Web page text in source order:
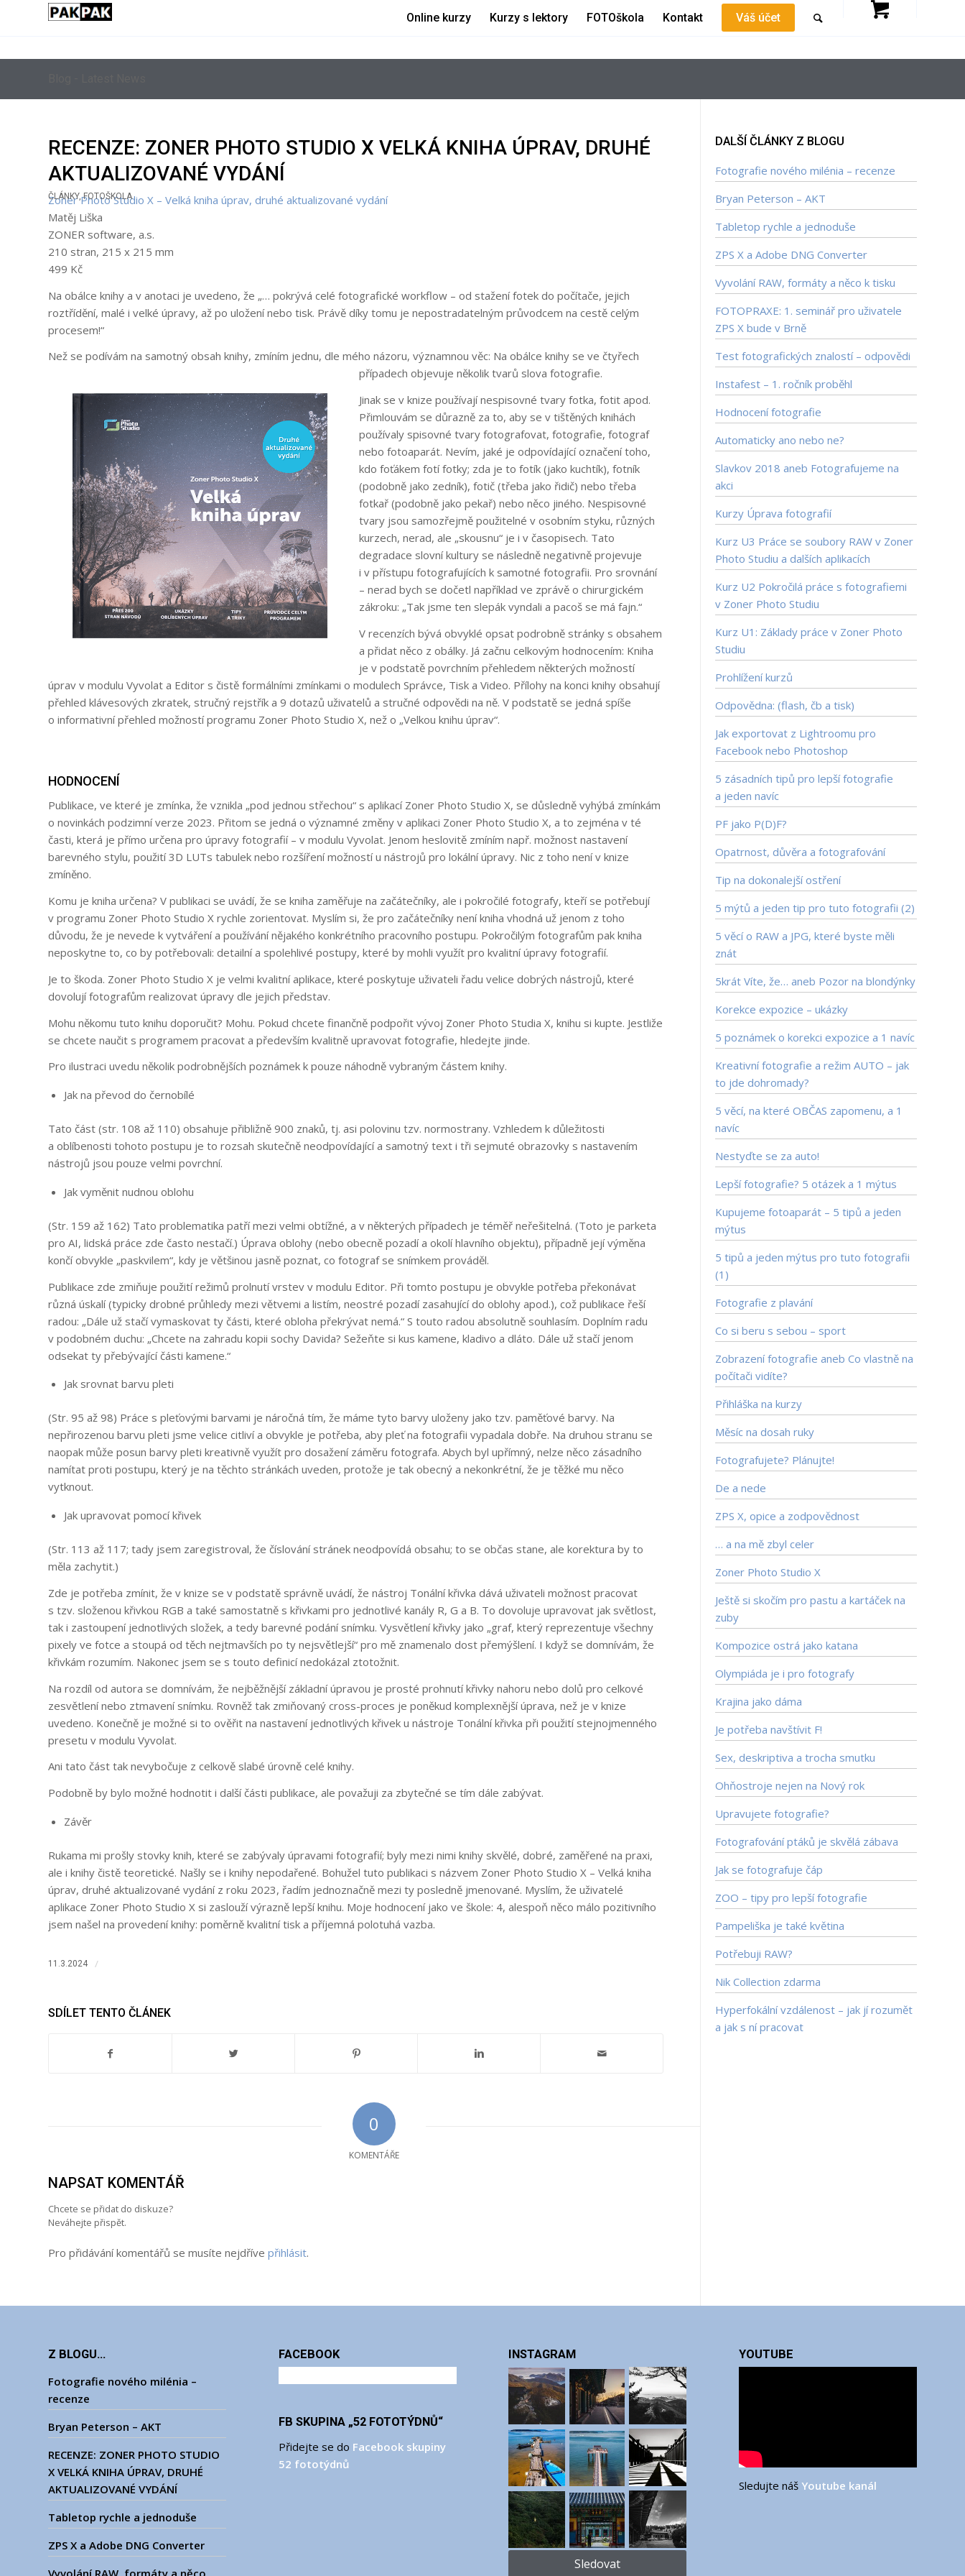
Online kurzy Kurzy s lektory FOTOškola Kontakt Váš účet
RECENZE: ZONER PHOTO STUDIO X VELKÁ KNIHA ÚPRAV, DRUHÉ
AKTUALIZOVANÉ VYDÁNÍ
ČLÁNKY,FOTOŠKOLA
Zoner Photo Studio X – Velká kniha úprav, druhé aktualizované vydání
Matěj Liška
ZONER software, a.s.
210 stran, 215 x 215 mm
499 Kč
Na obálce knihy a v anotaci je uvedeno, že „… pokrývá celé fotografické workflow – od stažení fotek do počítače, jejich
roztřídění, malé i velké úpravy, až po uložení nebo tisk. Právě díky tomu je nepostradatelným průvodcem na cestě celým
procesem!“
Než se podívám na samotný obsah knihy, zmíním jednu, dle mého názoru, významnou věc: Na obálce knihy se ve čtyřech
případech objevuje několik tvarů slova fotografie.
Jinak se v knize používají nespisovné tvary fotka, fotit apod.
Přimlouvám se důrazně za to, aby se v tištěných knihách
používaly spisovné tvary fotografovat, fotografie, fotograf
nebo fotoaparát. Nevím, jaké je odpovídající označení toho,
kdo foťákem fotí fotky; zda je to fotík (jako kuchtík), fotník
(podobně jako zedník), fotič (třeba jako řidič) nebo třeba
fotkař (podobně jako pekař) nebo něco jiného. Nespisovné
tvary jsou samozřejmě použitelné v osobním styku, různých
kurzech, nerad, ale „skousnu“ je i v časopisech. Tato
degradace slovní kultury se následně negativně projevuje
i v přístupu fotografujících k samotné fotografii. Pro srovnání
– nerad bych se dočetl například ve zprávě o chirurgickém
zákroku: „Tak jsme ten slepák vyndali a pacoš se má fajn.“
V recenzích bývá obvyklé opsat podrobně stránky s obsahem
a přidat něco z obálky. Já začnu celkovým hodnocením: Kniha
je v podstatě povrchním přehledem některých možností
úprav v modulu Vyvolat a Editor s čistě formálními zmínkami o modulech Správce, Tisk a Video. Přílohy na konci knihy obsahují
přehled klávesových zkratek, stručný rejstřík a 9 dotazů uživatelů a stručné odpovědi na ně. V podstatě se jedná spíše
o informativní přehled možností programu Zoner Photo Studio X, než o „Velkou knihu úprav“.
HODNOCENÍ
Publikace, ve které je zmínka, že vznikla „pod jednou střechou“ s aplikací Zoner Photo Studio X, se důsledně vyhýbá zmínkám
o novinkách podzimní verze 2023. Přitom se jedná o významné změny v aplikaci Zoner Photo Studio X, a to zejména v té
časti, která je přímo určena pro úpravy fotografií – v modulu Vyvolat. Jenom heslovitě zmíním např. možnost nastavení
barevného stylu, použití 3D LUTs tabulek nebo rozšíření možností u nástrojů pro lokální úpravy. Nic z toho není v knize
zmíněno.
Komu je kniha určena? V publikaci se uvádí, že se kniha zaměřuje na začátečníky, ale i pokročilé fotografy, kteří se potřebují
v programu Zoner Photo Studio X rychle zorientovat. Myslím si, že pro začátečníky není kniha vhodná už jenom z toho
důvodu, že je nevede k vytváření a používání nějakého konkrétního pracovního postupu. Pokročilým fotografům pak kniha
neposkytne to, co by potřebovali: detailní a spolehlivé postupy, které by mohli využít pro kvalitní úpravy fotografií.
Je to škoda. Zoner Photo Studio X je velmi kvalitní aplikace, které poskytuje uživateli řadu velice dobrých nástrojů, které
dovolují fotografům realizovat úpravy dle jejich představ.
Mohu někomu tuto knihu doporučit? Mohu. Pokud chcete finančně podpořit vývoj Zoner Photo Studia X, knihu si kupte. Jestliže
se chcete naučit s programem pracovat a především kvalitně upravovat fotografie, hledejte jinde.
Pro ilustraci uvedu několik podrobnějších poznámek k pouze náhodně vybraným částem knihy.
Jak na převod do černobílé
Tato část (str. 108 až 110) obsahuje přibližně 900 znaků, tj. asi polovinu tzv. normostrany. Vzhledem k důležitosti
a oblíbenosti tohoto postupu je to rozsah skutečně neodpovídající a samotný text i tři sejmuté obrazovky s nastavením
nástrojů jsou pouze velmi povrchní.
Jak vyměnit nudnou oblohu
(Str. 159 až 162) Tato problematika patří mezi velmi obtížné, a v některých případech je téměř neřešitelná. (Toto je parketa
pro AI, lidská práce zde často nestačí.) Úprava oblohy (nebo obecně pozadí a okolí hlavního objektu), případně její výměna
končí obvykle „paskvilem“, kdy je většinou jasně poznat, co fotograf se snímkem prováděl.
Publikace zde zmiňuje použití režimů prolnutí vrstev v modulu Editor. Při tomto postupu je obvykle potřeba překonávat
různá úskalí (typicky drobné průhledy mezi větvemi a listím, neostré pozadí zasahující do oblohy apod.), což publikace řeší
radou: „Dále už stačí vymaskovat ty části, které obloha překrývat nemá.“ S touto radou absolutně souhlasím. Doplním radu
v podobném duchu: „Chcete na zahradu kopii sochy Davida? Sežeňte si kus kamene, kladivo a dláto. Dále už stačí jenom
odsekat ty přebývající části kamene.“
Jak srovnat barvu pleti
(Str. 95 až 98) Práce s pleťovými barvami je náročná tím, že máme tyto barvy uloženy jako tzv. paměťové barvy. Na
nepřirozenou barvu pleti jsme velice citliví a obvykle je potřeba, aby pleť na fotografii vypadala dobře. Na druhou stranu se
naopak může posun barvy pleti kreativně využít pro dosažení záměru fotografa. Abych byl upřímný, nelze něco zásadního
namítat proti postupu, který je na těchto stránkách uveden, protože je tak obecný a nekonkrétní, že je těžké mu něco
vytknout.
Jak upravovat pomocí křivek
(Str. 113 až 117; tady jsem zaregistroval, že číslování stránek neodpovídá obsahu; to se občas stane, ale korektura by to
měla zachytit.)
Zde je potřeba zmínit, že v knize se v podstatě správně uvádí, že nástroj Tonální křivka dává uživateli možnost pracovat
s tzv. složenou křivkou RGB a také samostatně s křivkami pro jednotlivé kanály R, G a B. To dovoluje upravovat jak světlost,
tak i zastoupení jednotlivých složek, a tedy barevné podání snímku. Vysvětlení křivky jako „graf, který reprezentuje všechny
pixely ve fotce a stoupá od těch nejtmavších po ty nejsvětlejší“ pro mě znamenalo dost přemýšlení. I když se domnívám, že
křivkám rozumím. Nakonec jsem se s touto definicí nedokázal ztotožnit.
Na rozdíl od autora se domnívám, že nejběžnější základní úpravou je prosté prohnutí křivky nahoru nebo dolů pro celkové
zesvětlení nebo ztmavení snímku. Rovněž tak zmiňovaný cross-proces je poněkud komplexnější úprava, než je v knize
uvedeno. Konečně je možné si to ověřit na nastavení jednotlivých křivek u nástroje Tonální křivka při použití stejnojmenného
presetu v modulu Vyvolat.
Ani tato část tak nevybočuje z celkově slabé úrovně celé knihy.
Podobně by bylo možné hodnotit i další části publikace, ale považuji za zbytečné se tím dále zabývat.
Závěr
Rukama mi prošly stovky knih, které se zabývaly úpravami fotografií; byly mezi nimi knihy skvělé, dobré, zaměřené na praxi,
ale i knihy čistě teoretické. Našly se i knihy nepodařené. Bohužel tuto publikaci s názvem Zoner Photo Studio X – Velká kniha
úprav, druhé aktualizované vydání z roku 2023, řadím jednoznačně mezi ty posledně jmenované. Myslím, že uživatelé
aplikace Zoner Photo Studio X si zaslouží výrazně lepší knihu. Moje hodnocení jako ve škole: 4, alespoň něco málo pozitivního
jsem našel na provedení knihy: poměrně kvalitní tisk a příjemná polotuhá vazba.
11.3.2024 /
SDÍLET TENTO ČLÁNEK
0
KOMENTÁŘE
NAPSAT KOMENTÁŘ
Chcete se přidat do diskuze?
Neváhejte přispět.
Pro přidávání komentářů se musíte nejdříve přihlásit.
DALŠÍ ČLÁNKY Z BLOGU
Fotografie nového milénia – recenze
Bryan Peterson – AKT
Tabletop rychle a jednoduše
ZPS X a Adobe DNG Converter
Vyvolání RAW, formáty a něco k tisku
FOTOPRAXE: 1. seminář pro uživatele
ZPS X bude v Brně
Test fotografických znalostí – odpovědi
Instafest – 1. ročník proběhl
Hodnocení fotografie
Automaticky ano nebo ne?
Slavkov 2018 aneb Fotografujeme na
akci
Kurzy Úprava fotografií
Kurz U3 Práce se soubory RAW v Zoner
Photo Studiu a dalších aplikacích
Kurz U2 Pokročilá práce s fotografiemi
v Zoner Photo Studiu
Kurz U1: Základy práce v Zoner Photo
Studiu
Prohlížení kurzů
Odpovědna: (flash, čb a tisk)
Jak exportovat z Lightroomu pro
Facebook nebo Photoshop
5 zásadních tipů pro lepší fotografie
a jeden navíc
PF jako P(D)F?
Opatrnost, důvěra a fotografování
Tip na dokonalejší ostření
5 mýtů a jeden tip pro tuto fotografii (2)
5 věcí o RAW a JPG, které byste měli
znát
5krát Víte, že… aneb Pozor na blondýnky
Korekce expozice – ukázky
5 poznámek o korekci expozice a 1 navíc
Kreativní fotografie a režim AUTO – jak
to jde dohromady?
5 věcí, na které OBČAS zapomenu, a 1
navíc
Nestyďte se za auto!
Lepší fotografie? 5 otázek a 1 mýtus
Kupujeme fotoaparát – 5 tipů a jeden
mýtus
5 tipů a jeden mýtus pro tuto fotografii
(1)
Fotografie z plavání
Co si beru s sebou – sport
Zobrazení fotografie aneb Co vlastně na
počítači vidíte?
Přihláška na kurzy
Měsíc na dosah ruky
Fotografujete? Plánujte!
De a nede
ZPS X, opice a zodpovědnost
… a na mě zbyl celer
Zoner Photo Studio X
Ještě si skočím pro pastu a kartáček na
zuby
Kompozice ostrá jako katana
Olympiáda je i pro fotografy
Krajina jako dáma
Je potřeba navštívit F!
Sex, deskriptiva a trocha smutku
Ohňostroje nejen na Nový rok
Upravujete fotografie?
Fotografování ptáků je skvělá zábava
Jak se fotografuje čáp
ZOO – tipy pro lepší fotografie
Pampeliška je také květina
Potřebuji RAW?
Nik Collection zdarma
Hyperfokální vzdálenost – jak jí rozumět
a jak s ní pracovat
Z BLOGU…
Fotografie nového milénia –
recenze
Bryan Peterson – AKT
RECENZE: ZONER PHOTO STUDIO
X VELKÁ KNIHA ÚPRAV, DRUHÉ
AKTUALIZOVANÉ VYDÁNÍ
Tabletop rychle a jednoduše
ZPS X a Adobe DNG Converter
FACEBOOK
FB SKUPINA „52 FOTOTÝDNŮ“
Přidejte se do Facebook skupiny
52 fototýdnů
INSTAGRAM
Sledovat
YOUTUBE
Sledujte náš Youtube kanál